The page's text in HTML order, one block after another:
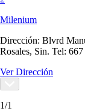
Milenium
Dirección: Blvrd
Rosales, Sin. Tel:
Ver Dirección
1/1